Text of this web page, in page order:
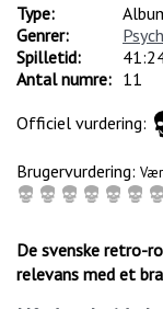
Type:
Genrer:
Spilletid:
Antal numre: 11
Officiel vurdering:
Brugervurdering:
De svenske retro-
relevans med et